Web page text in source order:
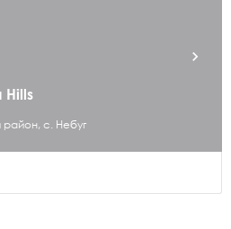
район, с. Небуг